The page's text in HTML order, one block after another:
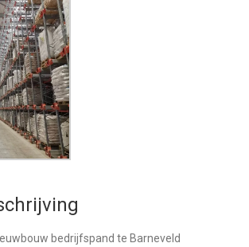
bedrijfspand te Barneveld